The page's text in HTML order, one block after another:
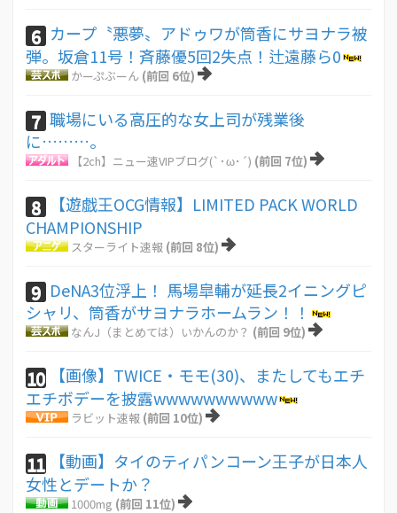
6 カープ〝悪夢〟アドゥワが筒香にサヨナラ被
弾。坂倉11号！斉藤優5回2失点！辻遠藤ら0
かーぷぶーん (前回 6位)
7 職場にいる高圧的な女上司が残業後
に………。
【2ch】ニュー速VIPブログ(`･ω･´) (前回 7位)
8
【遊戯王OCG情報】LIMITED PACK WORLD
CHAMPIONSHIP
スターライト速報 (前回 8位)
9 DeNA3位浮上！ 馬場皐輔が延長2イニングピ
シャリ、筒香がサヨナラホームラン！！
なんJ（まとめては）いかんのか？ (前回 9位)
10
【画像】TWICE・モモ(30)、またしてもエチ
エチボデーを披露wwwwwwwwww
ラビット速報 (前回 10位)
11
【動画】タイのティパンコーン王子が日本人
女性とデートか？
1000mg (前回 11位)